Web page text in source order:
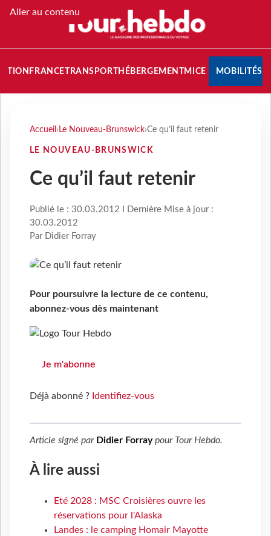
Aller au contenu
FRANCETRANSPORT HÉBERGEMENTMICE MOBILITÉS
Accueil › Le Nouveau-Brunswick›Ce qu’il faut retenir
LE NOUVEAU-BRUNSWICK
Ce qu’il faut retenir
Publié le : 30.03.2012 I Dernière Mise à jour :
30.03.2012
Par Didier Forray
Pour poursuivre la lecture de ce contenu,
abonnez-vous dès maintenant
Je m'abonne
Déjà abonné ? Identifiez-vous
Article signé par Didier Forraypour Tour Hebdo.
À lire aussi
Eté 2028 : MSC Croisières ouvre les
réservations pour l'Alaska
Landes : le camping Homair Mayotte